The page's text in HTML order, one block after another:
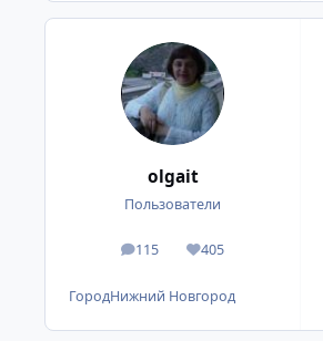
olgait
Пользователи
115
сообщения
405
Репутация
ГородНижний Новгород